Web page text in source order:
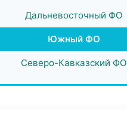
Дальневосточный ФО
Южный ФО
Северо-Кавказский ФО